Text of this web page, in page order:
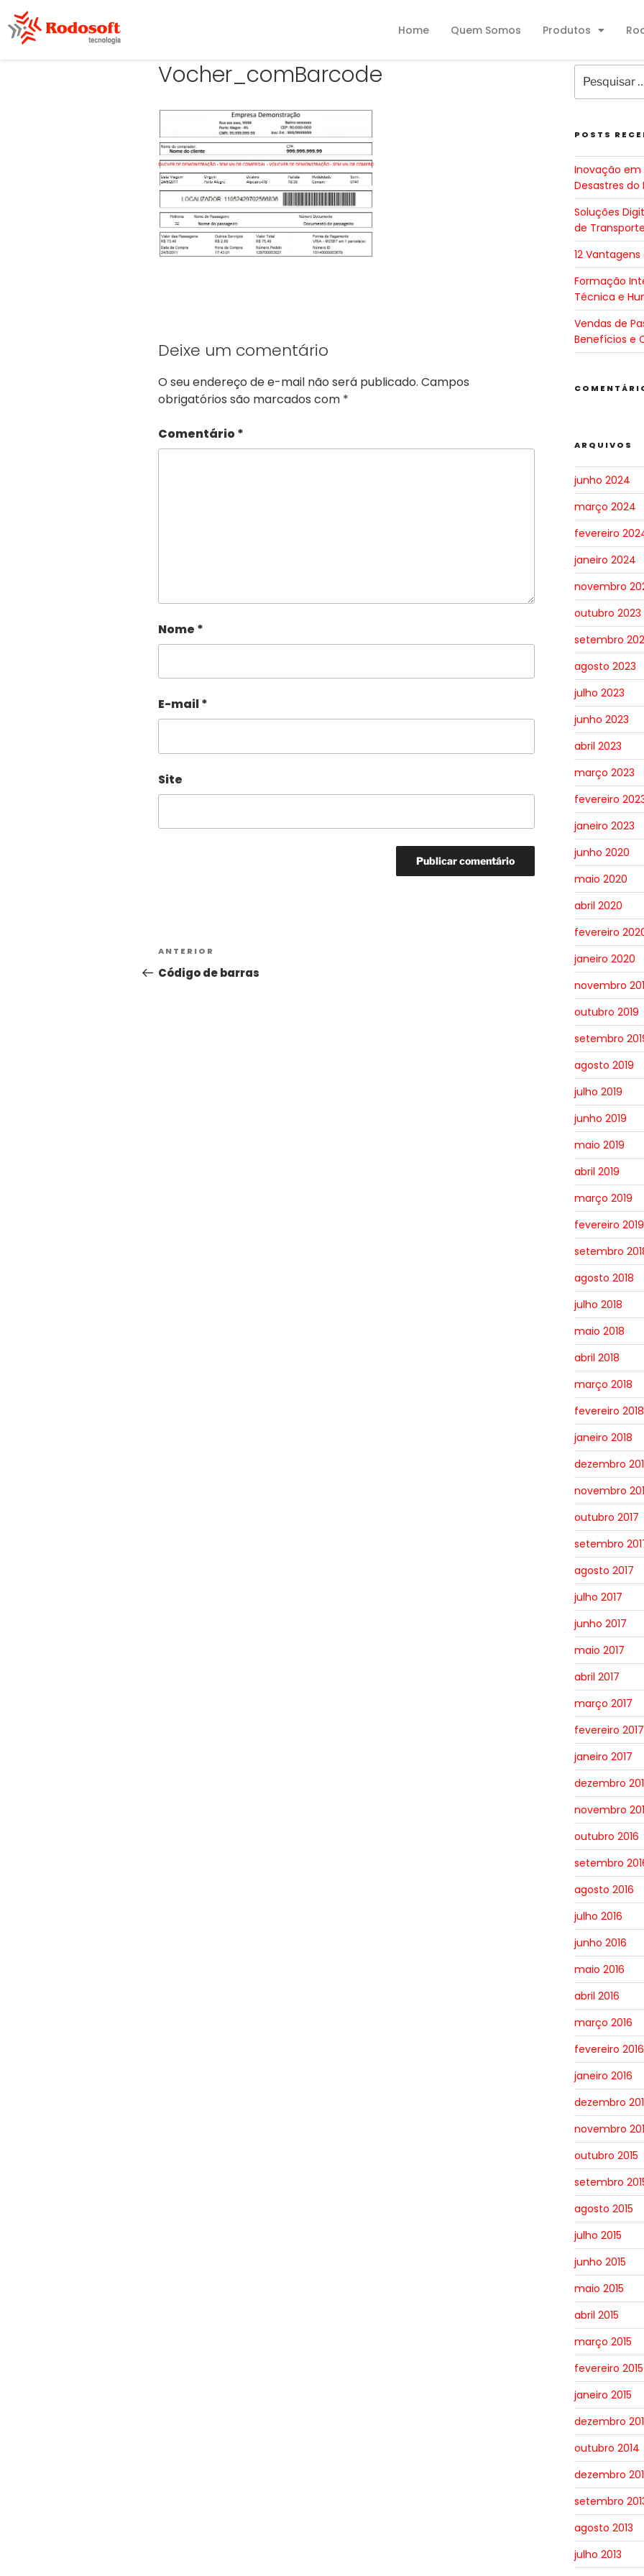
Home Quem Somos Produtos
Vocher_comBarcode
Deixe um comentário
O seu endereço de e-mail não será publicado. Campos
obrigatórios são marcados com *
Comentário*
Nome *
E-mail*
Site
ANTERIOR
Código de barras
POSTS
Inovação em
Desastres do
Soluções
de
12
Formação
Técnica e
Vendas de
Benefícios e
ARQUIVOS
junho 2024
março 2024
fevereiro
janeiro 2024
novembro
outubro 2023
setembro
agosto 2023
julho 2023
junho 2023
abril 2023
março 2023
fevereiro
janeiro 2023
junho 2020
maio 2020
abril 2020
fevereiro
janeiro 2020
novembro
outubro 2019
setembro
agosto 2019
julho 2019
junho 2019
maio 2019
abril 2019
março 2019
fevereiro 2019
setembro
agosto 2018
julho 2018
maio 2018
abril 2018
março 2018
fevereiro 2018
janeiro 2018
dezembro
novembro
outubro 2017
setembro
agosto 2017
julho 2017
junho 2017
maio 2017
abril 2017
março 2017
fevereiro 2017
janeiro 2017
dezembro
novembro
outubro 2016
setembro
agosto 2016
julho 2016
junho 2016
maio 2016
abril 2016
março 2016
fevereiro 2016
janeiro 2016
dezembro
novembro
outubro 2015
setembro
agosto 2015
julho 2015
junho 2015
maio 2015
abril 2015
março 2015
fevereiro 2015
janeiro 2015
dezembro
outubro 2014
dezembro
setembro
agosto 2013
julho 2013